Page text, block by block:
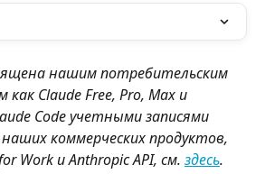
нашим потребительским
Claude Free, Pro, Max и
Code учетными записями
коммерческих продуктов,
Work и Anthropic API, см. здесь.